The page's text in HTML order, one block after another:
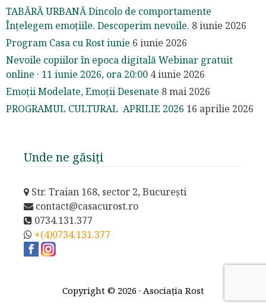
TABĂRĂ URBANĂ Dincolo de comportamente
Înțelegem emoțiile. Descoperim nevoile. 8 iunie 2026
Program Casa cu Rost iunie 6 iunie 2026
Nevoile copiilor în epoca digitală Webinar gratuit
online · 11 iunie 2026, ora 20:00 4 iunie 2026
Emoții Modelate, Emoții Desenate 8 mai 2026
PROGRAMUL CULTURAL APRILIE 2026 16 aprilie 2026
Unde ne găsiți
Str. Traian 168, sector 2, București
contact@casacurost.ro
0734.131.377
+(4)0734.131.377
Copyright © 2026 · Asociația Rost